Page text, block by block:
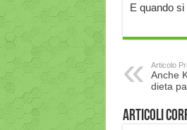
E quando
Articolo
Anche
dieta
Articoli